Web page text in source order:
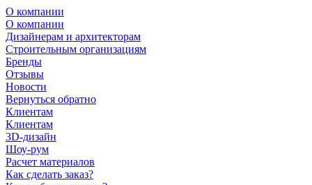
О компании
О компании
Дизайнерам и архитекторам
Строительным организациям
Бренды
Отзывы
Новости
Вернуться обратно
Клиентам
Клиентам
3D-дизайн
Шоу-рум
Расчет материалов
Как сделать заказ?